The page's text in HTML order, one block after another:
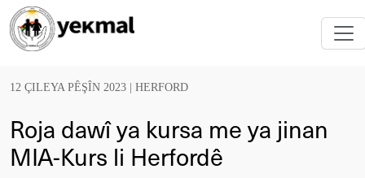
12 ÇILEYA PÊŞÎN 2023 | HERFORD
Roja dawî ya kursa me ya jinan
MIA-Kurs li Herfordê